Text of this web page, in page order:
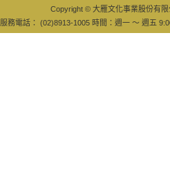
Copyright © 大雁文化事業股份有
服務電話： (02)8913-1005 時間：週一 ～ 週五